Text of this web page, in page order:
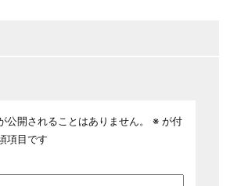
公開されることはありません。 ※が付
項目です